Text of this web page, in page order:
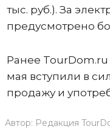
тыс. руб.). За
предусмотрено
Ранее TourDom.ru
мая вступили в
продажу и
Автор: Редакция